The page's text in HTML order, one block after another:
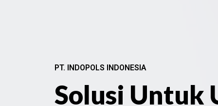
PT. INDOPOLS INDONESIA
Solusi Untuk